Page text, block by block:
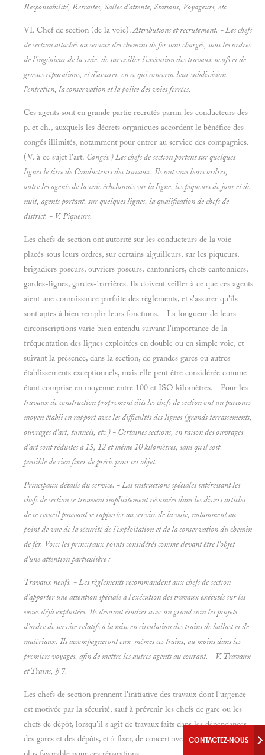
Responsabilité, Retraites, Salles d'attente, Stations, Voyageurs, etc.
VI. Chef de section (de la voie).Attributions et recrutement. - Les chefs
de section attachés au service des chemins de fer sont chargés, sous les ordres
de l'ingénieur de la voie, de surveiller l'exécution des travaux neufs et de
grosses réparations, et d'assurer, en ce qui concerne leur subdivision,
l'entretien, la conservation et la police des voies ferrées.
Ces agents sont en grande partie recrutés parmi les conducteurs des
p. et ch., auxquels les décrets organiques accordent le bénéfice des
congés illimités, notamment pour entrer au service des compagnies.
(V. à ce sujet l'art. Congés.) Les chefs de section portent sur quelques
lignes le titre de Conducteurs des travaux. Ils ont sous leurs ordres,
outre les agents de la voie échelonnés sur la ligne, les piqueurs de jour et de
nuit, agents portant, sur quelques lignes, la qualification dechefs de
district. - V.Piqueurs.
Les chefs de section ont autorité sur les conducteurs de la voie
placés sous leurs ordres, sur certains aiguilleurs, sur les piqueurs,
brigadiers poseurs, ouvriers poseurs, cantonniers, chefs cantonniers,
gardes-lignes, gardes-barrières. Ils doivent veiller à ce que ces agents
aient une connaissance parfaite des règlements, et s'assurer qu'ils
sont aptes à bien remplir leurs fonctions. - La longueur de leurs
circonscriptions varie bien entendu suivant l'importance de la
fréquentation des lignes exploitées en double ou en simple voie, et
suivant la présence, dans la section, de grandes gares ou autres
établissements exceptionnels, mais elle peut être considérée comme
étant comprise en moyenne entre 100 et ISO kilomètres. - Pour les
travaux de construction proprement dits les chefs de section ont un parcours
moyen établi en rapport avec les difficultés des lignes (grands terrassements,
ouvrages d'art, tunnels, etc.) - Certaines sections, en raison desouvrages
d'art sont réduites à 15, 12 et même 10 kilomètres, sans qu'il soit
possible de rien fixer de précis pour cet objet.
Principaux détails du service. - Les instructions spéciales intéressant les
chefs de section se trouvent implicitement résumées dans les divers articles
de ce recueil pouvant se rapporter au service de la voie, notamment au
point de vue de la sécurité de l'exploitation et de la conservation du chemin
de fer. Voici les principaux points considérés comme devant être l'objet
d'une attention particulière :
Travaux neufs. - Les règlements recommandent aux chefs de section
d'apporter une attention spéciale à l'exécution des travaux exécutés sur les
voies déjà exploitées. Ils devront étudier avec un grand soin les projets
d'ordre de service relatifs à la mise en circulation des trains de ballast et de
matériaux. Ils accompagneront eux-mêmes ces trains, au moins dans les
premiers voyages, afin de mettre les autres agents au courant. - V.Travaux
etTrains, § 7.
Les chefs de section prennent l'initiative des travaux dont l'urgence
est motivée par la sécurité, sauf à prévenir les chefs de gare ou les
chefs de dépôt, lorsqu'il s'agit de travaux faits dans les dépendances
des gares et des dépôts, et à fixer, de concert avec eux, le moment le
CONTACTEZ-NOUS